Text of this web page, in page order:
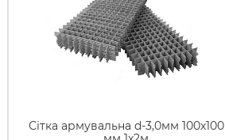
Сітка армувальна d-3,0мм 100х100